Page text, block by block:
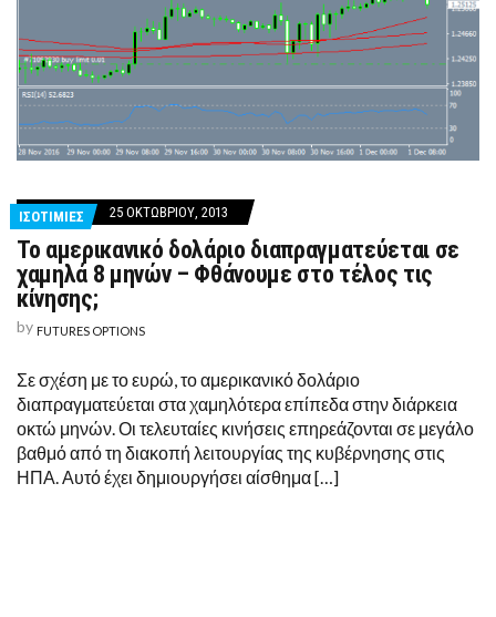
ΙΣΟΤΙΜΙΕΣ 25 ΟΚΤΩΒΡΊΟΥ, 2013
Το αμερικανικό δολάριο διαπραγματεύεται σε
χαμηλά 8 μηνών – Φθάνουμε στο τέλος τις
κίνησης;
by FUTURES OPTIONS
Σε σχέση με το ευρώ, το αμερικανικό δολάριο
διαπραγματεύεται στα χαμηλότερα επίπεδα στην διάρκεια
οκτώ μηνών. Οι τελευταίες κινήσεις επηρεάζονται σε μεγάλο
βαθμό από τη διακοπή λειτουργίας της κυβέρνησης στις
ΗΠΑ. Αυτό έχει δημιουργήσει αίσθημα […]